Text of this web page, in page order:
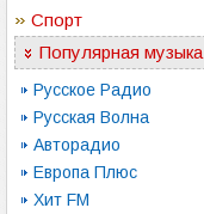
Спорт
Популярная музыка
Русское Радио
Русская Волна
Авторадио
Европа Плюс
Хит FM